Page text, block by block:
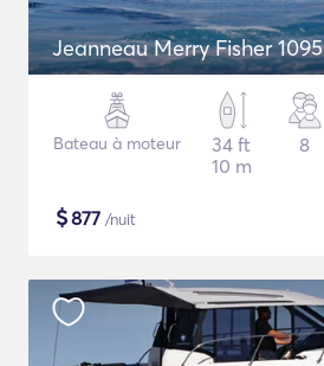
Jeanneau Merry Fisher 1095
Bateau à moteur
34 ft
10 m
8
$877 /nuit